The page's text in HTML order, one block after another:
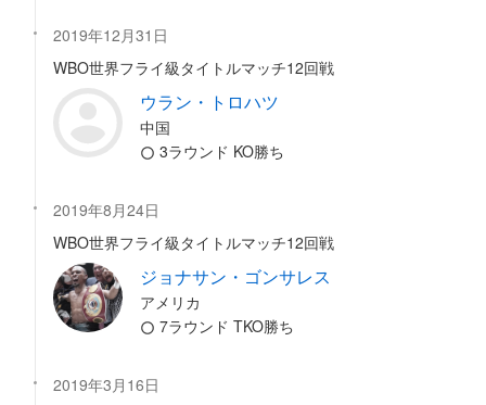
2019年12月31日
WBO世界フライ級タイトルマッチ12回戦
ウラン・トロハツ
中国
3ラウンド KO勝ち
2019年8月24日
WBO世界フライ級タイトルマッチ12回戦
ジョナサン・ゴンサレス
アメリカ
7ラウンド TKO勝ち
2019年3月16日